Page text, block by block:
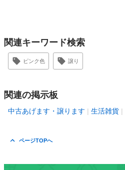
関連キーワード検索
ピンク色 譲り
関連の掲示板
中古あげます・譲ります 生活雑貨
ページTOPへ